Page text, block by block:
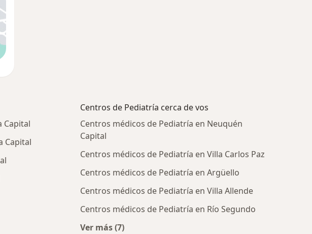
Capital
Capital
más tratadas
Centros de Pediatría cerca de vos
Centros médicos de Pediatría en Neuquén
Capital
Centros médicos de Pediatría en Villa Carlos Paz
Centros médicos de Pediatría en Argüello
Centros médicos de Pediatría en Villa Allende
Centros médicos de Pediatría en Río Segundo
Ver más (7)